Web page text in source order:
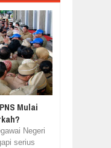
Mulai
Negeri
serius